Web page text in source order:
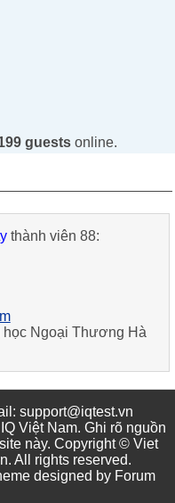
guestsonline.
thành viên 88:
học Ngoại Thương Hà
support@iqtest.vn
Việt Nam. Ghi rõ nguồn
này. Copyright © Viet
. All rights reserved.
designed by Forum